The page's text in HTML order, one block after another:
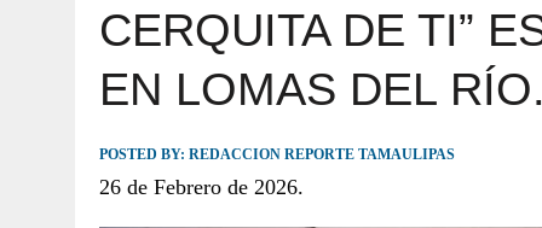
JULIO 30, 2026 | TAMAULIPAS TE INVITA A DESCUBRIR
CERQUITA DE TI”
EN LOMAS DEL RÍO.
POSTED BY: REDACCION REPORTE TAMAULIPAS
26 de Febrero de 2026.